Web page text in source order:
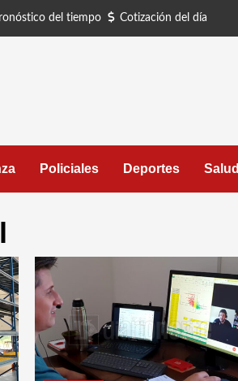
del tiempo Cotización del día
Policiales Deportes Salud